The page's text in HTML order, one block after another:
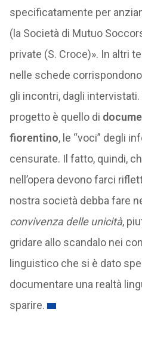
specificatamente per
(la Società di Mutuo
private (S. Croce)». In altri
nelle schede
gli incontri, dagli intervistati.
progetto è quello di
fiorentino, le “voci” degli
censurate. Il fatto, quindi,
nell’opera devono farci
nostra società debba fare
convivenza delle unicità,
gridare allo scandalo nei
linguistico che si è dato
documentare una realtà
sparire.